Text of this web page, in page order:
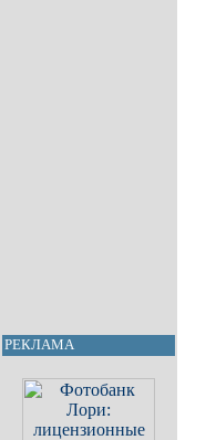
РЕКЛАМА